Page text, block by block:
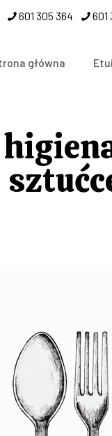
601 305 364 601
główna